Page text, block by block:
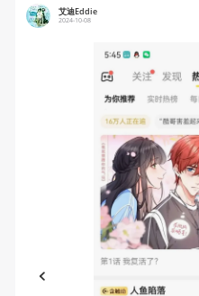
艾迪Eddie
2024-10-08